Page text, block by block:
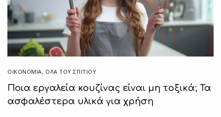
ΟΙΚΟΝΟΜΙΑ, ΌΛΑ ΤΟΥ ΣΠΙΤΙΟΥ
Ποια εργαλεία κουζίνας είναι μη τοξικά; Τα
ασφαλέστερα υλικά για χρήση